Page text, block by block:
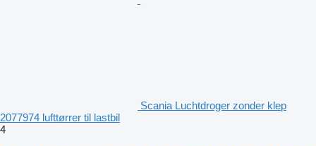
Scania Luchtdroger zonder klep
2077974 lufttørrer til lastbil
4